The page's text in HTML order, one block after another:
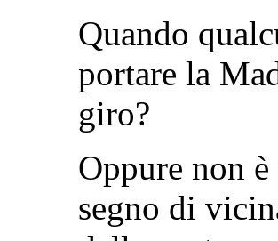
Quando
portare la
giro?
Oppure non
segno di